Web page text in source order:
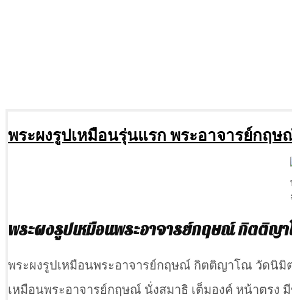
พระผงรูปเหมือนรุ่นแรก พระอาจารย์ก
พระผงรูปเหมือนพระอาจารย์กฤษณ์ กิตติญ
พระผงรูปเหมือนพระอาจารย์กฤษณ์ กิตติญาโณ วัดนิมิ
เหมือนพระอาจารย์กฤษณ์ นั่งสมาธิ เต็มองค์ หน้าตรง